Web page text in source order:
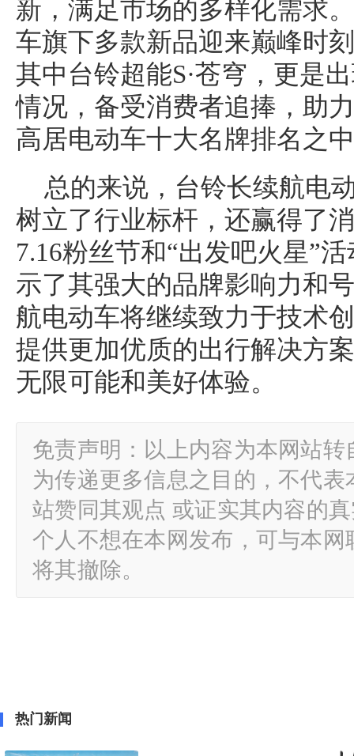
新，满足市场的多样化需求
车旗下多款新品迎来巅峰时
其中台铃超能S·苍穹，更是
情况，备受消费者追捧，助
高居电动车十大名牌排名之
总的来说，台铃长续航电
树立了行业标杆，还赢得了
7.16粉丝节和“出发吧火星”
示了其强大的品牌影响力和
航电动车将继续致力于技术
提供更加优质的出行解决方
无限可能和美好体验。
免责声明：以上内容为本网站
为传递更多信息之目的，不代
站赞同其观点 或证实其内容的
个人不想在本网发布，可与本
将其撤除。
热门新闻